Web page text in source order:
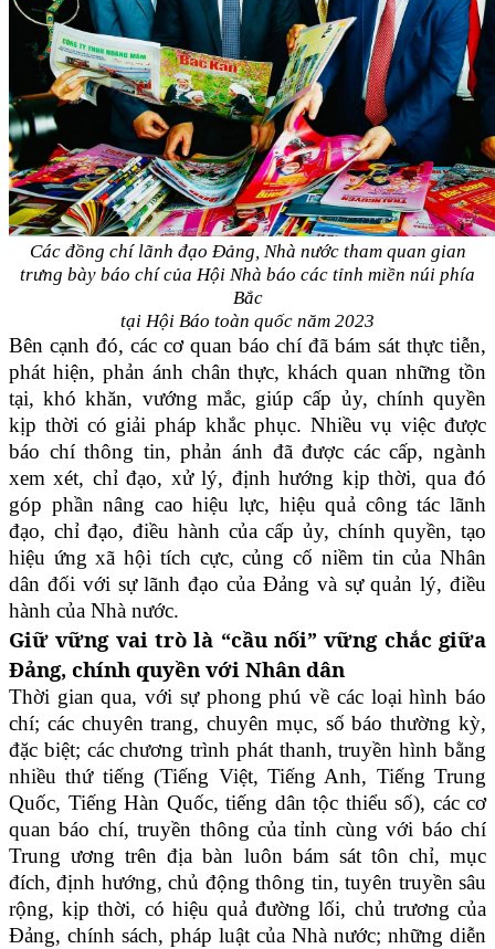
Các đồng chí lãnh đạo Đảng, Nhà nước tham quan gian
trưng bày báo chí của Hội Nhà báo các tỉnh miền núi phía
Bắc
tại Hội Báo toàn quốc năm 2023
Bên cạnh đó, các cơ quan báo chí đã bám sát thực tiễn,
phát hiện, phản ánh chân thực, khách quan những tồn
tại, khó khăn, vướng mắc, giúp cấp ủy, chính quyền
kịp thời có giải pháp khắc phục. Nhiều vụ việc được
báo chí thông tin, phản ánh đã được các cấp, ngành
xem xét, chỉ đạo, xử lý, định hướng kịp thời, qua đó
góp phần nâng cao hiệu lực, hiệu quả công tác lãnh
đạo, chỉ đạo, điều hành của cấp ủy, chính quyền, tạo
hiệu ứng xã hội tích cực, củng cố niềm tin của Nhân
dân đối với sự lãnh đạo của Đảng và sự quản lý, điều
hành của Nhà nước.
Giữ vững vai trò là “cầu nối” vững chắc giữa
Đảng, chính quyền với Nhân dân
Thời gian qua, với sự phong phú về các loại hình báo
chí; các chuyên trang, chuyên mục, số báo thường kỳ,
đặc biệt; các chương trình phát thanh, truyền hình bằng
nhiều thứ tiếng (Tiếng Việt, Tiếng Anh, Tiếng Trung
Quốc, Tiếng Hàn Quốc, tiếng dân tộc thiểu số), các cơ
quan báo chí, truyền thông của tỉnh cùng với báo chí
Trung ương trên địa bàn luôn bám sát tôn chỉ, mục
đích, định hướng, chủ động thông tin, tuyên truyền sâu
rộng, kịp thời, có hiệu quả đường lối, chủ trương của
Đảng, chính sách, pháp luật của Nhà nước; những diễn